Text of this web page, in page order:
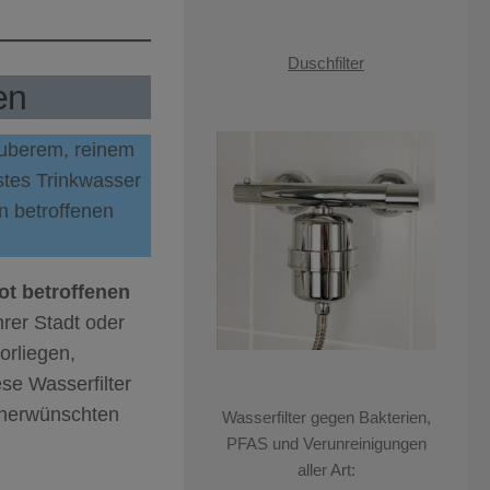
reinem
Trinkwasser
betroffenen
betroffenen
Stadt oder
Wasserfilter
Duschfilter
Wasserfilter gegen Bakterien,
PFAS und Verunreinigungen
aller Art: